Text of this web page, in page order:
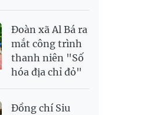
Đoàn xã Al Bá ra
mắt công trình
thanh niên "Số
hóa địa chỉ đỏ"
Đồng chí Siu